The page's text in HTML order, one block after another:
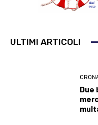
ULTIMI ARTICOLI
Due